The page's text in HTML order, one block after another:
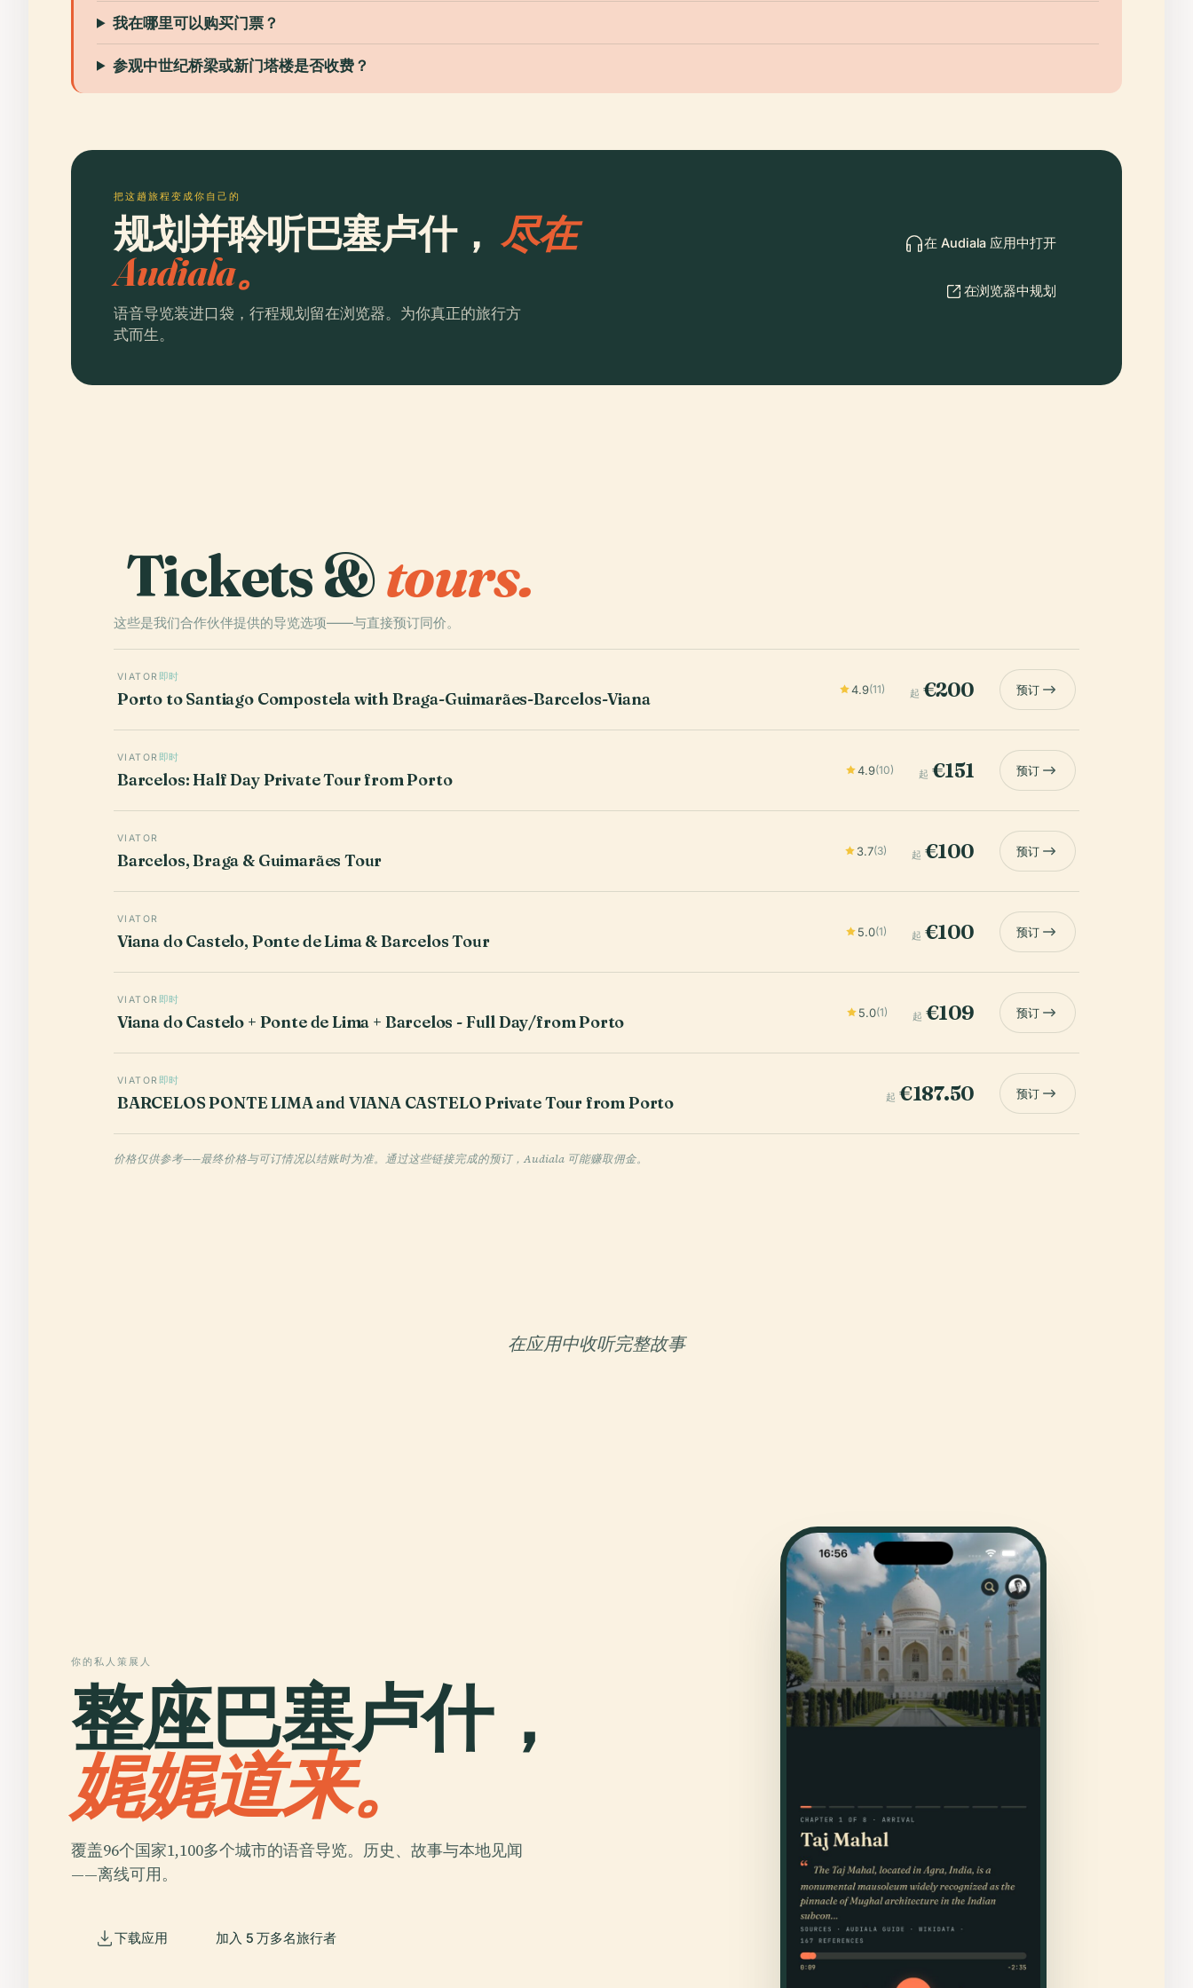
我在哪里可以购买门票？
参观中世纪桥梁或新门塔楼是否收费？
把这趟旅程变成你自己的
规划并聆听巴塞卢什， 尽在
Audiala。
语音导览装进口袋，行程规划留在浏览器。为你真正的旅行方
式而生。
在 Audiala 应用中打开
在浏览器中规划
Tickets &tours.
这些是我们合作伙伴提供的导览选项——与直接预订同价。
VIATOR 即时
Porto to Santiago Compostela with Braga-Guimarães-Barcelos-Viana 4.9(11) 起 €200 预订
VIATOR 即时
Barcelos: Half Day Private Tour from Porto 4.9(10) 起 €151 预订
VIATOR
Barcelos, Braga & Guimarães Tour 3.7(3) 起 €100 预订
VIATOR
Viana do Castelo, Ponte de Lima & Barcelos Tour 5.0(1) 起 €100 预订
VIATOR 即时
Viana do Castelo + Ponte de Lima + Barcelos - Full Day/from Porto 5.0(1) 起 €109 预订
VIATOR 即时
BARCELOS PONTE LIMA and VIANA CASTELO Private Tour from Porto 起 €187.50 预订
价格仅供参考——最终价格与可订情况以结账时为准。通过这些链接完成的预订，Audiala 可能赚取佣金。
在应用中收听完整故事
你的私人策展人
整座巴塞卢什，
娓娓道来。
覆盖96个国家1,100多个城市的语音导览。历史、故事与本地见闻
——离线可用。
下载应用 加入 5 万多名旅行者